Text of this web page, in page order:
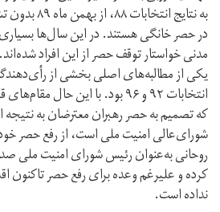
به نتایج
در حصر خانگی هستند. در این سال‌ها
مدنی خواستار توقف حصر از این افراد
یکی از مطالبه‌های اصلی بخشی از
انتخابات ۹۲ و ۹۶ بود. با این حال
شورای‌عالی امنیت ملی است، از رفع حصر
روحانی به‌عنوان رئیس شورای امنیت ملی
کرده و علیرغم وعده برای رفع حصر تاکنون
نداده است.